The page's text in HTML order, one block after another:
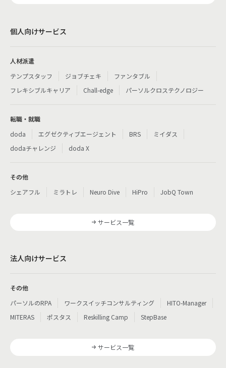
個人向けサービス
人材派遣
テンプスタッフ
ジョブチェキ
ファンタブル
フレキシブルキャリア
Chall-edge パーソルクロステクノロジー
転職・就職
doda
エグゼクティブエージェント BRS
ミイダス
dodaチャレンジ
doda X
その他
シェアフル
ミラトレ Neuro Dive HiPro JobQ Town
サービス一覧
法人向けサービス
その他
パーソルのRPA
ワークスイッチコンサルティング
HITO-Manager
MITERAS
ポスタス Reskilling Camp StepBase
サービス一覧